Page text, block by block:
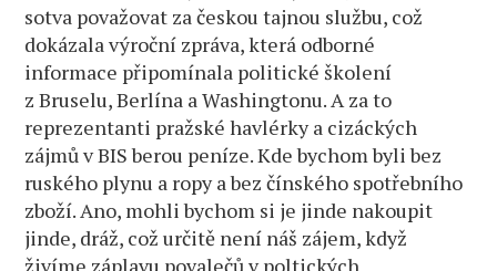
sotva považovat za českou tajnou službu, což
dokázala výroční zpráva, která odborné
informace připomínala politické školení
z Bruselu, Berlína a Washingtonu. A za to
reprezentanti pražské havlérky a cizáckých
zájmů v BIS berou peníze. Kde bychom byli bez
ruského plynu a ropy a bez čínského spotřebního
zboží. Ano, mohli bychom si je jinde nakoupit
jinde, dráž, což určitě není náš zájem, když
živíme záplavu povalečů v poltických